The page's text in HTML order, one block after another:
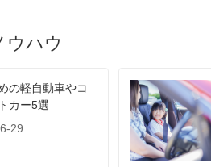
ウハウ
の軽自動車やコ
カー5選
29